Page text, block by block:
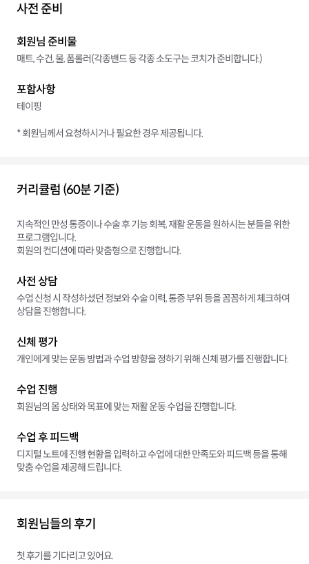
사전 준비
회원님 준비물
매트, 수건, 물, 폼롤러(각종밴드 등 각종 소도구는 코치가 준비합니다.)
포함사항
테이핑
* 회원님께서 요청하시거나 필요한 경우 제공됩니다.
커리큘럼 (60분 기준)
지속적인 만성 통증이나 수술 후 기능 회복, 재활 운동을 원하시는 분들을 위한
프로그램입니다.
회원의 컨디션에 따라 맞춤형으로 진행합니다.
사전 상담
수업 신청 시 작성하셨던 정보와 수술 이력, 통증 부위 등을 꼼꼼하게 체크하여
상담을 진행합니다.
신체 평가
개인에게 맞는 운동 방법과 수업 방향을 정하기 위해 신체 평가를 진행합니다.
수업 진행
회원님의 몸 상태와 목표에 맞는 재활 운동 수업을 진행합니다.
수업 후 피드백
디지털 노트에 진행 현황을 입력하고 수업에 대한 만족도와 피드백 등을 통해
맞춤 수업을 제공해 드립니다.
회원님들의 후기
첫 후기를 기다리고 있어요.